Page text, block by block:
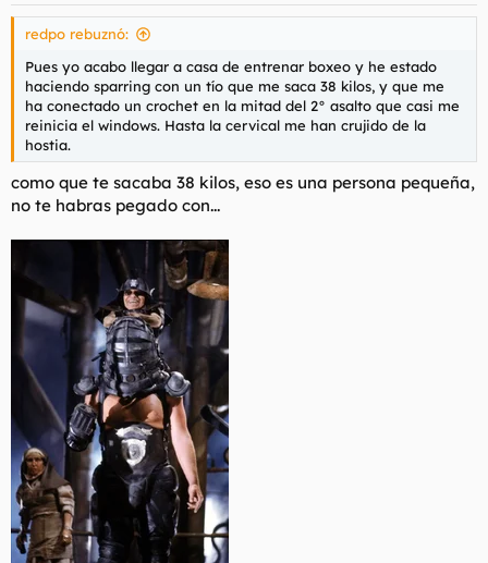
s
redpo rebuznó:
Pues yo acabo llegar a casa de entrenar boxeo y he estado
haciendo sparring con un tío que me saca 38 kilos, y que me
ha conectado un crochet en la mitad del 2° asalto que casi me
reinicia el windows. Hasta la cervical me han crujido de la
hostia.
como que te sacaba 38 kilos, eso es una persona pequeña,
no te habras pegado con...